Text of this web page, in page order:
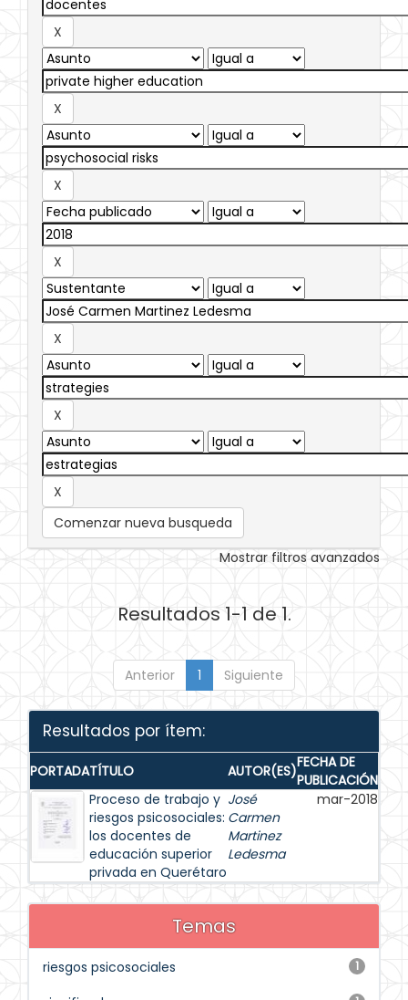
Comenzar nueva busqueda
Mostrar filtros avanzados
Resultados 1-1 de 1.
Anterior 1 Siguiente
Resultados por ítem:
PORTADATÍTULO AUTOR(ES)FECHA DE
PUBLICACIÓN
Proceso de trabajo y
riesgos psicosociales:
los docentes de
educación superior
privada en Querétaro
José
Carmen
Martinez
Ledesma
mar-2018
Temas
1
riesgos psicosociales